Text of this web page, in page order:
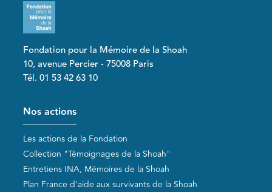
Fondation pour la Mémoire de la Shoah
10, avenue Percier - 75008 Paris
Tél. 01 53 42 63 10
Pied de page
Nos actions
Les actions de la Fondation
Collection "Témoignages de la Shoah"
Entretiens INA, Mémoires de la Shoah
Plan France d'aide aux survivants de la Shoah